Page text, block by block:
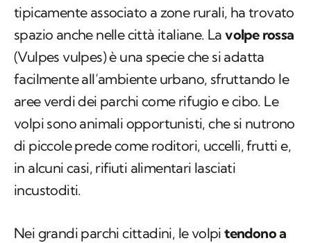
tipicamente associato a zone rurali, ha trovato
spazio anche nelle città italiane. Lavolpe rossa
(Vulpes vulpes) è una specie che si adatta
facilmente all’ambiente urbano, sfruttando le
aree verdi dei parchi come rifugio e cibo. Le
volpi sono animali opportunisti, che si nutrono
di piccole prede come roditori, uccelli, frutti e,
in alcuni casi, rifiuti alimentari lasciati
incustoditi.
Nei grandi parchi cittadini, le volpitendono a